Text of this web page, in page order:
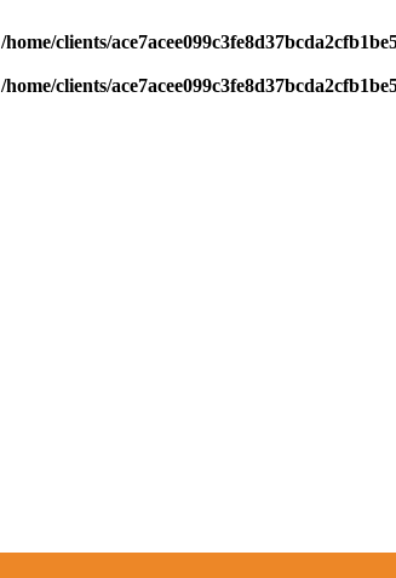
/home/clients/
/home/clients/